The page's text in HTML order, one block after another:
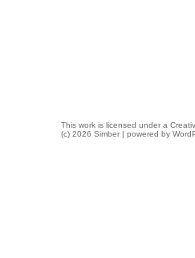
This work is licensed under a
(c) 2026 Simber | powered by